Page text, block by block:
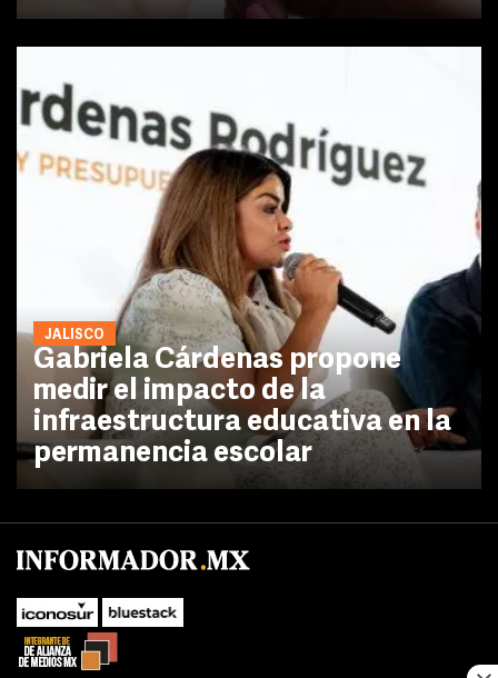
JALISCO
Gabriela Cárdenas propone
medir el impacto de la
infraestructura educativa en la
permanencia escolar